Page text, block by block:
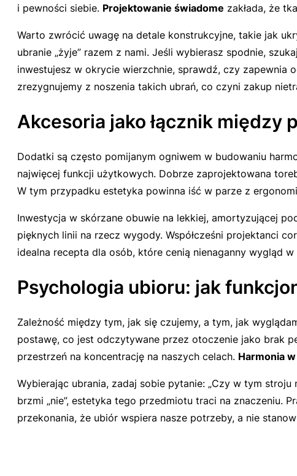
i pewności siebie. Projektowanie świadome zakłada, że
Warto zwrócić uwagę na detale konstrukcyjne, takie jak
ubranie „żyje” razem z nami. Jeśli wybierasz spodnie,
inwestujesz w okrycie wierzchnie, sprawdź, czy
zrezygnujemy z noszenia takich ubrań, co czyni zakup
Akcesoria jako łącznik między
Dodatki są często pomijanym ogniwem w budowaniu
najwięcej funkcji użytkowych. Dobrze zaprojektowana
W tym przypadku estetyka powinna iść w parze z
Inwestycja w skórzane obuwie na lekkiej, amortyzującej
pięknych linii na rzecz wygody. Współcześni projektanci
idealna recepta dla osób, które cenią nienaganny wygląd
Psychologia ubioru: jak
Zależność między tym, jak się czujemy, a tym, jak
postawę, co jest odczytywane przez otoczenie jako brak
przestrzeń na koncentrację na naszych celach. Harmonia
Wybierając ubrania, zadaj sobie pytanie: „Czy w tym
brzmi „nie”, estetyka tego przedmiotu traci na znaczeniu.
przekonania, że ubiór wspiera nasze potrzeby, a nie